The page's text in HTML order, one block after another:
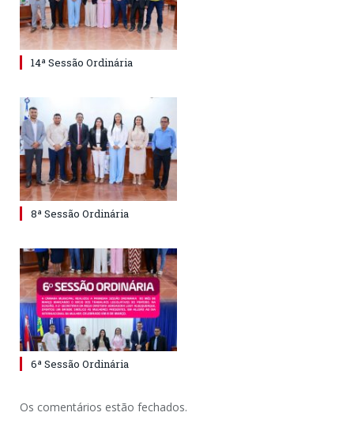
14ª Sessão Ordinária
8ª Sessão Ordinária
6ª Sessão Ordinária
Os comentários estão fechados.